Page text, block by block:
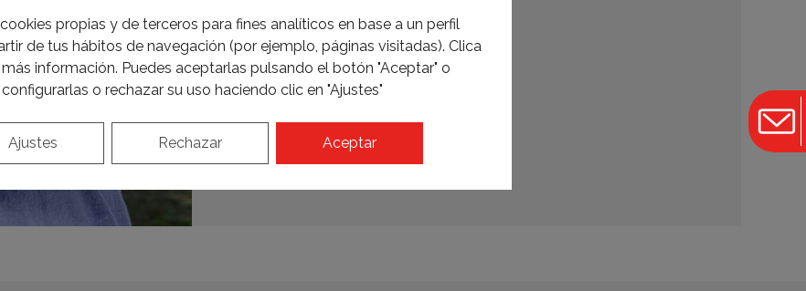
propias y de terceros para fines analíticos en base a un perfil
de tus hábitos de navegación (por ejemplo, páginas visitadas). Clica
información. Puedes aceptarlas pulsando el botón "Aceptar" o
configurarlas o rechazar su uso haciendo clic en "Ajustes"
Aceptar
Rechazar
Ajustes